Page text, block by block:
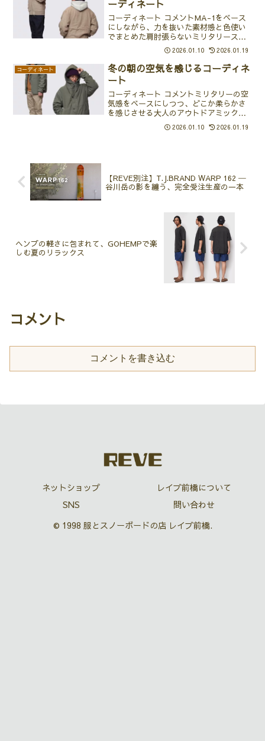
ーディネート
コーディネート コメントMA-1をベース
にしながら、力を抜いた素材感と色使い
でまとめた肩肘張らないミリタリースタ
イル。アホープヘンプのMA-1は、武骨さ
よりも“柔らかさ”が前に出る一着。イ
ンナーのフーディーが自然に溶け込み、
重ね着してもゴワ...
2026.01.10 2026.01.19
コーディネート
冬の朝の空気を感じるコーディネ
ート
コーディネート コメントミリタリーの空
気感をベースにしつつ、どこか柔らかさ
を感じさせる大人のアウトドアミック
ス。カーキのサボットジャケットはボリ
ュームを持たせたフードと立体的なシル
2026.01.10 2026.01.19
【REVE別注】T.J.BRAND WARP 162 ─
谷川岳の影を纏う、完全受注生産の一本
ヘンプの軽さに包まれて、GOHEMPで楽
しむ夏のリラックス
コメント
コメントを書き込む
ネットショップ
レイブ前橋について
SNS
問い合わせ
© 1998 服とスノーボードの店 レイブ前橋.